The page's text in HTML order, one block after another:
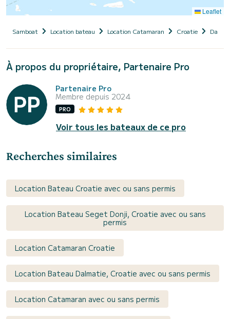
Leaflet
Samboat Location bateau Location Catamaran Croatie
À propos du propriétaire, Partenaire Pro
Partenaire Pro
Membre depuis 2024
PRO
Voir tous les bateaux de ce pro
Recherches similaires
Location Bateau Croatie avec ou sans permis
Location Bateau Seget Donji, Croatie avec ou sans
permis
Location Catamaran Croatie
Location Bateau Dalmatie, Croatie avec ou sans permis
Location Catamaran avec ou sans permis